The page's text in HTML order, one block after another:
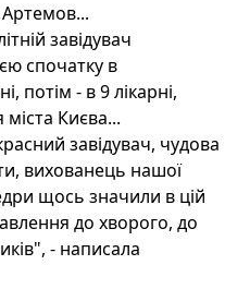
завідувач
спочатку в
потім - в 9 лікарні,
міста Києва...
завідувач, чудова
вихованець нашої
щось значили в цій
до хворого, до
- написала